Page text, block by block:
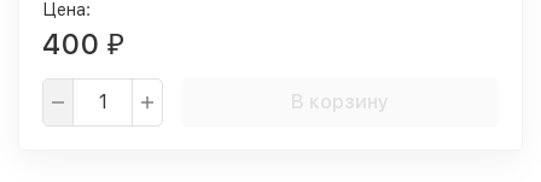
Цена:
400 ₽
В корзину